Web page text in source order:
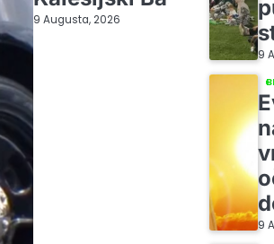
9 Augusta, 2026
9
9